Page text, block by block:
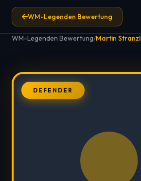
WM-Legenden Bewertung
WM-Legenden Bewertung/Martin Stranzl
DEFENDER